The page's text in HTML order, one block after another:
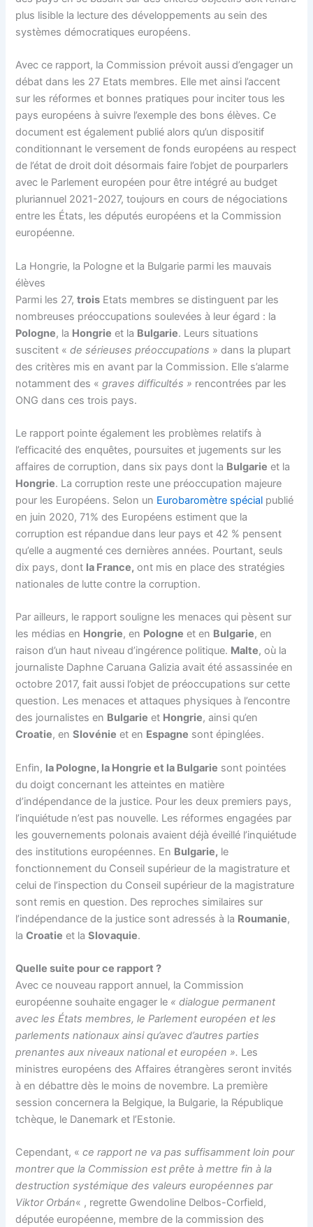
plus lisible la lecture des développements au sein des
systèmes démocratiques européens.
Avec ce rapport, la Commission prévoit aussi d’engager un
débat dans les 27 Etats membres. Elle met ainsi l’accent
sur les réformes et bonnes pratiques pour inciter tous les
pays européens à suivre l’exemple des bons élèves. Ce
document est également publié alors qu’un dispositif
conditionnant le versement de fonds européens au respect
de l’état de droit doit désormais faire l’objet de pourparlers
avec le Parlement européen pour être intégré au budget
pluriannuel 2021-2027, toujours en cours de négociations
entre les États, les députés européens et la Commission
européenne.
La Hongrie, la Pologne et la Bulgarie parmi les mauvais
élèves
Parmi les 27,trois Etats membres se distinguent par les
nombreuses préoccupations soulevées à leur égard : la
Pologne, la Hongrie et la Bulgarie. Leurs situations
suscitent «de sérieuses préoccupations » dans la plupart
des critères mis en avant par la Commission. Elle s’alarme
notamment des «graves difficultés » rencontrées par les
ONG dans ces trois pays.
Le rapport pointe également les problèmes relatifs à
l’efficacité des enquêtes, poursuites et jugements sur les
affaires de corruption, dans six pays dont la Bulgarie et la
Hongrie. La corruption reste une préoccupation majeure
pour les Européens. Selon un Eurobaromètre spécial publié
en juin 2020, 71% des Européens estiment que la
corruption est répandue dans leur pays et 42 % pensent
qu’elle a augmenté ces dernières années. Pourtant, seuls
dix pays, dont la France, ont mis en place des stratégies
nationales de lutte contre la corruption.
Par ailleurs, le rapport souligne les menaces qui pèsent sur
les médias en Hongrie, en Pologne et en Bulgarie, en
raison d’un haut niveau d’ingérence politique. Malte, où la
journaliste Daphne Caruana Galizia avait été assassinée en
octobre 2017, fait aussi l’objet de préoccupations sur cette
question. Les menaces et attaques physiques à l’encontre
des journalistes en Bulgarie et Hongrie, ainsi qu’en
Croatie, enSlovénie et en Espagne sont épinglées.
Enfin, la Pologne, la Hongrie et la Bulgarie sont pointées
du doigt concernant les atteintes en matière
d’indépendance de la justice. Pour les deux premiers pays,
l’inquiétude n’est pas nouvelle. Les réformes engagées par
les gouvernements polonais avaient déjà éveillé l’inquiétude
des institutions européennes. En Bulgarie, le
fonctionnement du Conseil supérieur de la magistrature et
celui de l’inspection du Conseil supérieur de la magistrature
sont remis en question. Des reproches similaires sur
l’indépendance de la justice sont adressés à la Roumanie,
laCroatie et laSlovaquie.
Quelle suite pour ce rapport ?
Avec ce nouveau rapport annuel, la Commission
européenne souhaite engager le « dialogue permanent
avec les États membres, le Parlement européen et les
parlements nationaux ainsi qu’avec d’autres parties
prenantes aux niveaux national et européen ». Les
ministres européens des Affaires étrangères seront invités
à en débattre dès le moins de novembre. La première
session concernera la Belgique, la Bulgarie, la République
tchèque, le Danemark et l’Estonie.
Cependant, «ce rapport ne va pas suffisamment loin pour
montrer que la Commission est prête à mettre fin à la
destruction systémique des valeurs européennes par
Viktor Orbán« , regrette Gwendoline Delbos-Corfield,
députée européenne, membre de la commission des